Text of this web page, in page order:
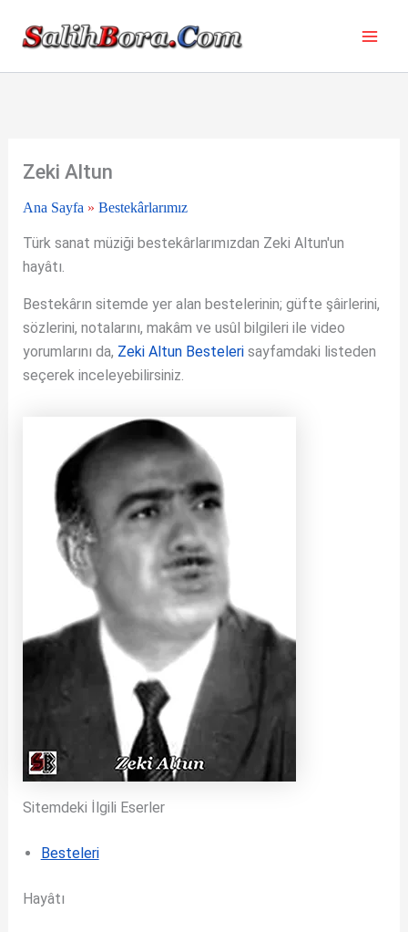
Zeki Altun
Ana Sayfa » Bestekârlarımız
Türk sanat müziği bestekârlarımızdan Zeki Altun'un
hayâtı.
Bestekârın sitemde yer alan bestelerinin; güfte şâirlerini,
sözlerini, notalarını, makâm ve usûl bilgileri ile video
yorumlarını da, Zeki Altun Bestelerisayfamdaki listeden
seçerek inceleyebilirsiniz.
Sitemdeki İlgili Eserler
Besteleri
Hayâtı